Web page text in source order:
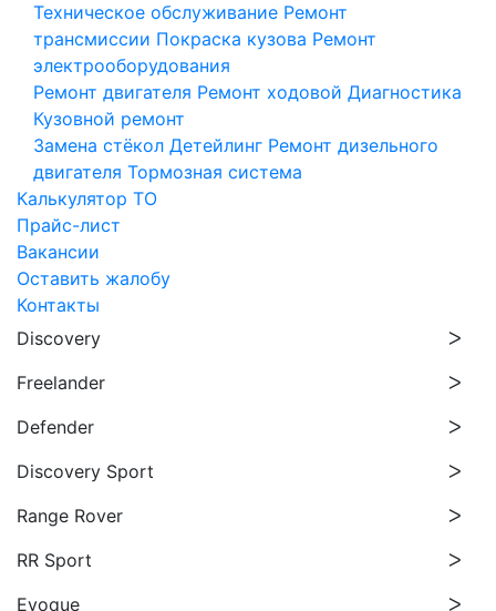
Техническое обслуживание Ремонт
трансмиссии Покраска кузова Ремонт
электрооборудования
Ремонт двигателя Ремонт ходовой Диагностика
Кузовной ремонт
Замена стёкол Детейлинг Ремонт дизельного
двигателя Тормозная система
Калькулятор ТО
Прайс-лист
Вакансии
Оставить жалобу
Контакты
Discovery
Freelander
Defender
Discovery Sport
Range Rover
RR Sport
Evoque